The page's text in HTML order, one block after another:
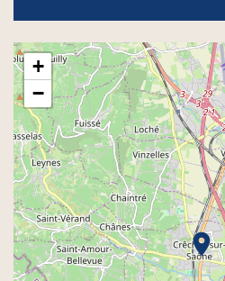
location_on
+
−